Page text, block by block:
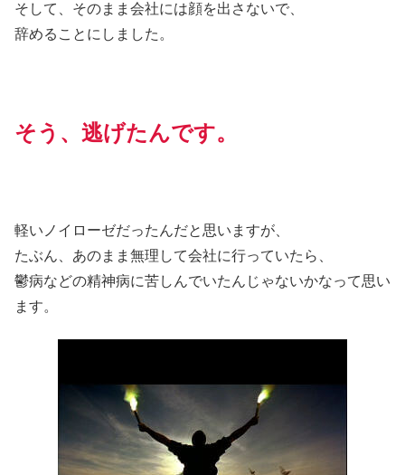
そして、そのまま会社には顔を出さないで、
辞めることにしました。
そう、逃げたんです。
軽いノイローゼだったんだと思いますが、
たぶん、あのまま無理して会社に行っていたら、
鬱病などの精神病に苦しんでいたんじゃないかなって思い
ます。